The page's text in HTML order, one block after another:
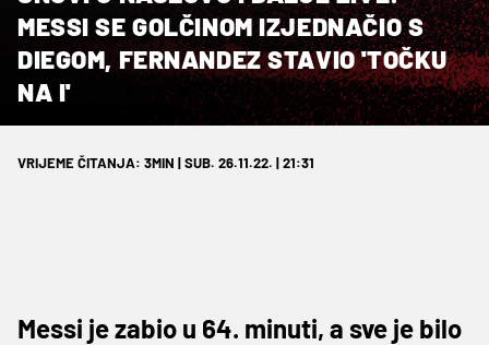
MESSI SE GOLČINOM IZJEDNAČIO S
DIEGOM, FERNANDEZ STAVIO 'TOČKU
NA I'
VRIJEME ČITANJA: 3MIN | SUB. 26.11.22. | 21:31
Messi je zabio u 64. minuti, a sve je bilo